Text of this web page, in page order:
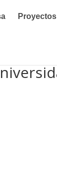
Proyectos